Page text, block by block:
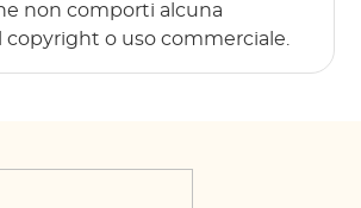
non comporti alcuna
copyright o uso commerciale.